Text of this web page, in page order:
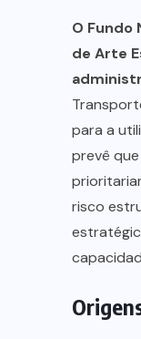
O Fundo
de Arte
para a
prevê
risco